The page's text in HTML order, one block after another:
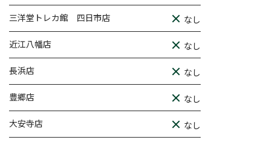
三洋堂トレカ館 四日市店 なし
近江八幡店 なし
長浜店 なし
豊郷店 なし
大安寺店 なし